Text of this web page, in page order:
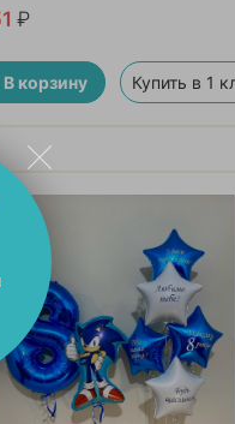
₽
В корзину Купить в 1